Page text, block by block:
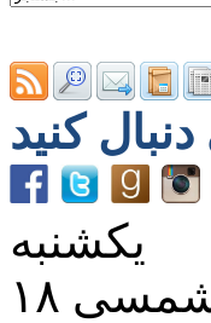
یکشنبه